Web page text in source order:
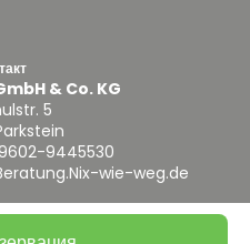
& Co. KG
5
9445530
wie-weg.de